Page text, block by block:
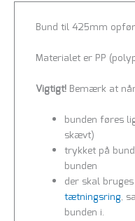
Bund til 425mm
Materialet er PP
Vigtigt! Bemærk at
bunden føres
skævt)
trykket på
bunden
der skal bruges
tætningsring,
bunden i.